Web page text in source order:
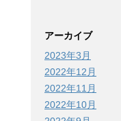
アーカイブ
2023年3月
2022年12月
2022年11月
2022年10月